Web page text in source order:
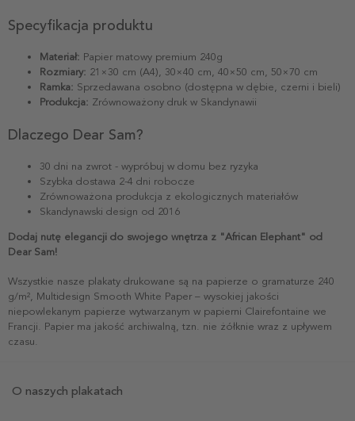
Specyfikacja produktu
Materiał: Papier matowy premium 240g
Rozmiary: 21×30 cm (A4), 30×40 cm, 40×50 cm, 50×70 cm
Ramka: Sprzedawana osobno (dostępna w dębie, czerni i bieli)
Produkcja: Zrównoważony druk w Skandynawii
Dlaczego Dear Sam?
30 dni na zwrot - wypróbuj w domu bez ryzyka
Szybka dostawa 2-4 dni robocze
Zrównoważona produkcja z ekologicznych materiałów
Skandynawski design od 2016
Dodaj nutę elegancji do swojego wnętrza z "African Elephant" od
Dear Sam!
Wszystkie nasze plakaty drukowane są na papierze o gramaturze 240
g/m², Multidesign Smooth White Paper – wysokiej jakości
niepowlekanym papierze wytwarzanym w papierni Clairefontaine we
Francji. Papier ma jakość archiwalną, tzn. nie żółknie wraz z upływem
czasu.
O naszych plakatach